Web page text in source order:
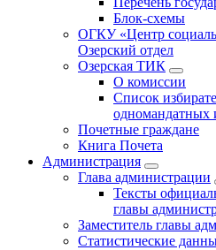
Блок-схемы
ОГКУ «Центр
Озерский отдел
Озерская ТИК
О комиссии
Список
одномандатных
Почетные граждане
Книга Почета
Администрация
Глава администрации
Тексты
главы
Заместитель главы
Статистические